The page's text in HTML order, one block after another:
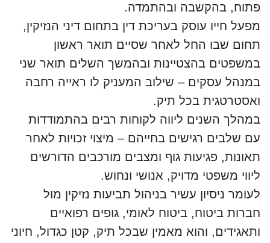
פתוח, בהקשבה ובהתמדה.
מפעל חייו עוסק בעריכת דין בתחום דיני הנזיקין,
תחום שבו החל לאחר שסיים תואר ראשון
במשפטים בהצטיינות ובהמשך השלים תואר שני
במנהל עסקים – שילוב המעניק לו ראייה רחבה
ואסטרטגית בכל תיק.
במהלך השנים ליווה לקוחות רבים בהתמודדות
עם שלבים רגישים בחייהם – מיצוי זכויות לאחר
תאונות, פגיעות גוף ומצבים מורכבים הדורשים
ליווי משפטי מדויק, אנושי ונחוש.
לעומר ניסיון עשיר בניהול תביעות נזיקין מול
חברות ביטוח, ביטוח לאומי, גופים רפואיים
ותאגידים, והוא מאמין שבכל תיק, קטן כגדול, חיוני